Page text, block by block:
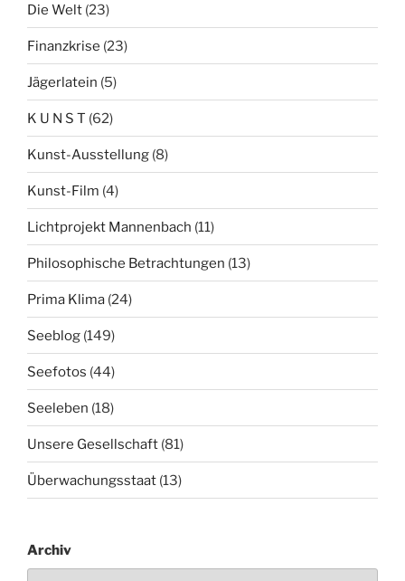
Die Welt (23)
Finanzkrise (23)
Jägerlatein (5)
K U N S T (62)
Kunst-Ausstellung (8)
Kunst-Film (4)
Lichtprojekt Mannenbach (11)
Philosophische Betrachtungen (13)
Prima Klima (24)
Seeblog (149)
Seefotos (44)
Seeleben (18)
Unsere Gesellschaft (81)
Überwachungsstaat (13)
Archiv